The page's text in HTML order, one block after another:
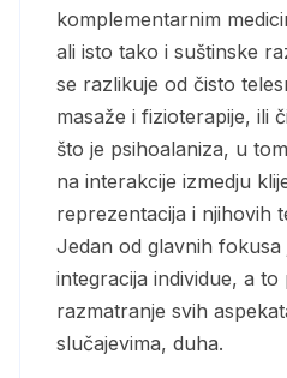
komplementarnim
ali isto tako i suštinske
se razlikuje od čisto
masaže i fizioterapije, ili
što je psihoalaniza, u
na interakcije izmedju
reprezentacija i njihovih
Jedan od glavnih fokusa
integracija individue, a
razmatranje svih
slučajevima, duha.